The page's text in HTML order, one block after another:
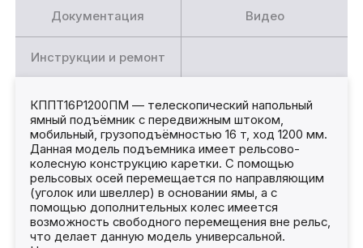
Документация Видео
Инструкции и ремонт
КППТ16Р1200ПМ — телескопический напольный
ямный подъёмник с передвижным штоком,
мобильный, грузоподъёмностью 16 т, ход 1200 мм.
Данная модель подъемника имеет рельсово-
колесную конструкцию каретки. С помощью
рельсовых осей перемещается по направляющим
(уголок или швеллер) в основании ямы, а с
помощью дополнительных колес имеется
возможность свободного перемещения вне рельс,
что делает данную модель универсальной.